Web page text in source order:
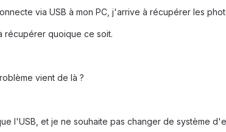
via USB à mon PC, j'arrive à récupérer les
récupérer quoique ce soit.
vient de là ?
l'USB, et je ne souhaite pas changer de système